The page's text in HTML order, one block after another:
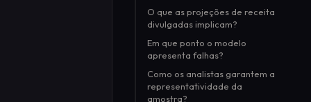
Realização da análise de
sensibilidade
O que as projeções de receita
divulgadas implicam?
Em que ponto o modelo
apresenta falhas?
Como os analistas garantem a
representatividade da
amostra?